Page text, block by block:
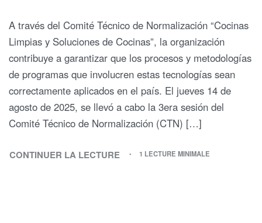
A través del Comité Técnico de Normalización “Cocinas
Limpias y Soluciones de Cocinas”, la organización
contribuye a garantizar que los procesos y metodologías
de programas que involucren estas tecnologías sean
correctamente aplicados en el país. El jueves 14 de
agosto de 2025, se llevó a cabo la 3era sesión del
Comité Técnico de Normalización (CTN) […]
CONTINUER LA LECTURE 1 LECTURE MINIMALE